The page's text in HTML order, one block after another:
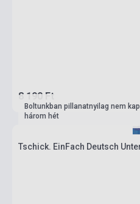
8 190 Ft
Boltunkban pillanatnyilag nem
három hét
Tschick. EinFach Deutsch